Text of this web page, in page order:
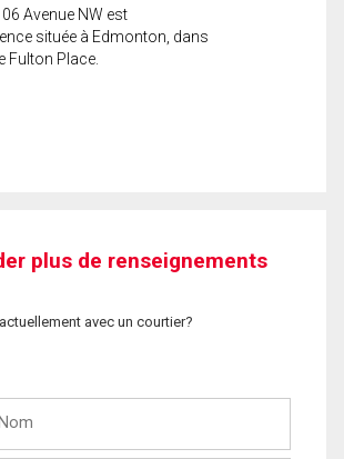
Avenue NW est
située à Edmonton, dans
Fulton Place.
plus de renseignements
avec un courtier?